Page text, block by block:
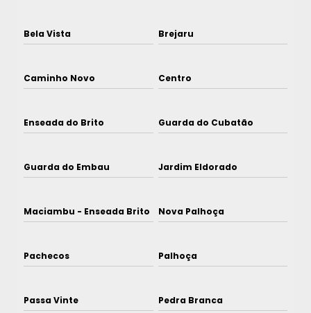
Bela Vista Brejaru
Caminho Novo Centro
Enseada do Brito Guarda do Cubatão
Guarda do Embau Jardim Eldorado
Maciambu - Enseada Brito Nova Palhoça
Pachecos Palhoça
Passa Vinte Pedra Branca